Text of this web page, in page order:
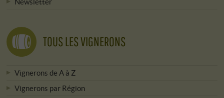
TOUS LES VIGNERONS
Vignerons de A à Z
Vignerons par Région